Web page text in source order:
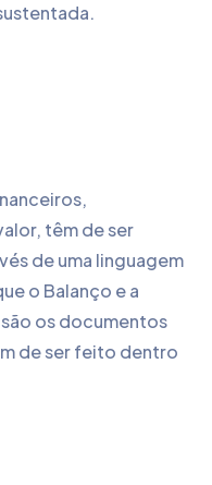
têm de ser
de uma linguagem
o Balanço e a
os documentos
de ser feito dentro